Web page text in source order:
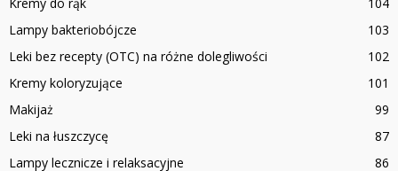
Lampy bakteriobójcze
103
Leki bez recepty (OTC) na różne dolegliwości
102
Kremy koloryzujące
101
Makijaż
99
Leki na łuszczycę
87
Lampy lecznicze i relaksacyjne
86